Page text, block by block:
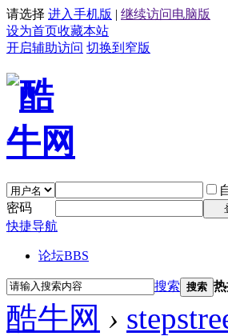
请选择 进入手机版 | 继续访问电脑版
设为首页收藏本站
开启辅助访问 切换到窄版
密码
快捷导航
论坛BBS
搜索 搜索
酷牛网 ›